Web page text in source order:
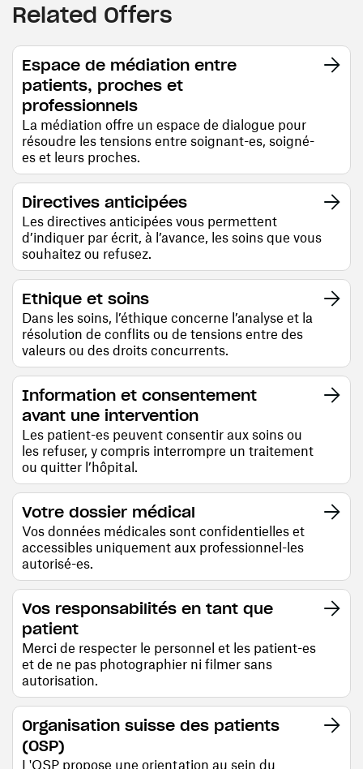
Related Offers
Espace de médiation entre
patients, proches et
professionnels
La médiation offre un espace de dialogue pour
résoudre les tensions entre soignant-es, soigné-
es et leurs proches.
Directives anticipées
Les directives anticipées vous permettent
d’indiquer par écrit, à l’avance, les soins que vous
souhaitez ou refusez.
Ethique et soins
Dans les soins, l’éthique concerne l’analyse et la
résolution de conflits ou de tensions entre des
valeurs ou des droits concurrents.
Information et consentement
avant une intervention
Les patient-es peuvent consentir aux soins ou
les refuser, y compris interrompre un traitement
ou quitter l’hôpital.
Votre dossier médical
Vos données médicales sont confidentielles et
accessibles uniquement aux professionnel-les
autorisé-es.
Vos responsabilités en tant que
patient
Merci de respecter le personnel et les patient-es
et de ne pas photographier ni filmer sans
autorisation.
Organisation suisse des patients
(OSP)
L'OSP propose une orientation au sein du